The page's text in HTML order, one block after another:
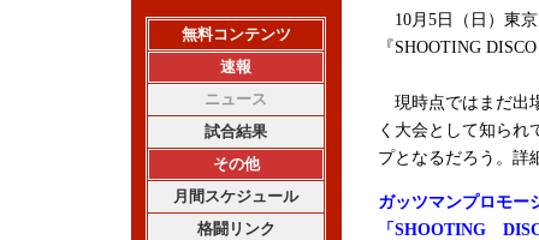
無料コンテンツ
速報
ニュース
試合結果
その他
月間スケジュール
格闘リンク
10月5日（日）東
『SHOOTING
現時点ではまだ出
く大会として知られ
プとなるだろう。詳
ガッツマンプロモー
「SHOOTING